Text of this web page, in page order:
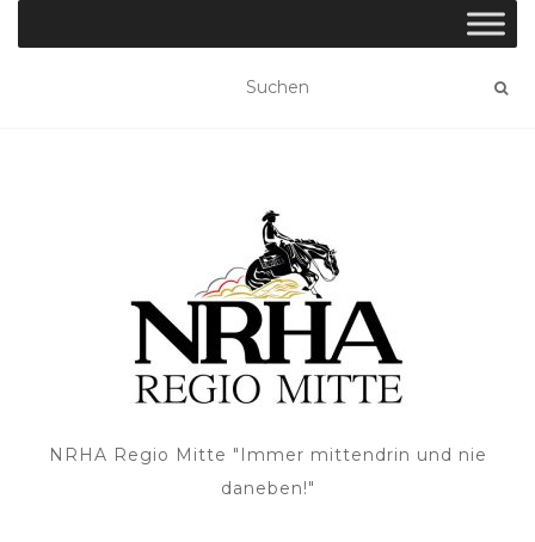
NRHA Regio Mitte "Immer mittendrin und nie
daneben!"